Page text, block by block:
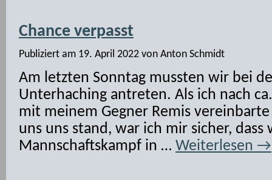
Chance verpasst
Publiziert am 19. April 2022 von Anton Schmidt
Am letzten Sonntag mussten wir bei
Unterhaching antreten. Als ich nach
mit meinem Gegner Remis
uns uns stand, war ich mir sicher,
Mannschaftskampf in … Weiterlesen →